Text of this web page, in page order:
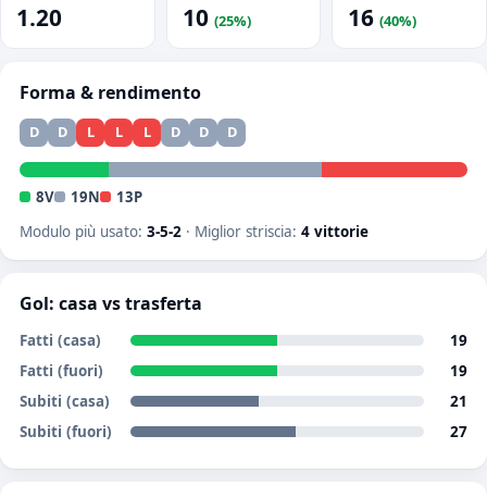
1.20 10 (25%) 16(40%)
Forma & rendimento
D D L L L D D D
8V 19N
13P
Modulo più usato: 3-5-2 · Miglior striscia: 4 vittorie
Gol: casa vs trasferta
Fatti (casa)
19
Fatti (fuori)
19
Subiti (casa)
21
Subiti (fuori)
27